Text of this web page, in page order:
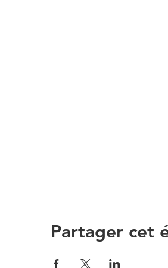
Partager cet